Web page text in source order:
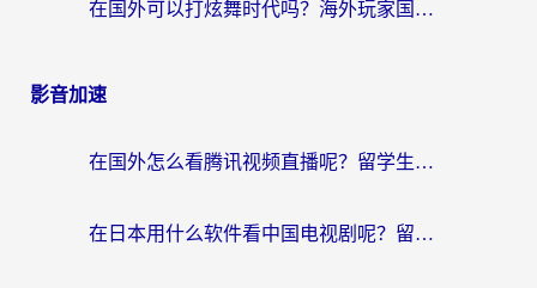
在国外可以打炫舞时代吗？海外玩家国服游戏加速全攻略（附实测推荐）
影音加速
在国外怎么看腾讯视频直播呢？留学生亲测有效的回国加速指南
在日本用什么软件看中国电视剧呢？留学生亲测有效的回国加速方案